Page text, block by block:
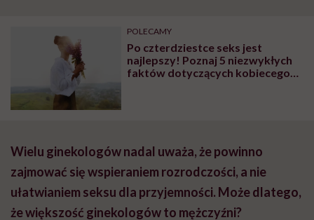
POLECAMY
Po czterdziestce seks jest
najlepszy! Poznaj 5 niezwykłych
faktów dotyczących kobiecego
Wielu ginekologów nadal uważa, że powinno
zajmować się wspieraniem rozrodczości, a nie
ułatwianiem seksu dla przyjemności. Może dlatego,
że większość ginekologów to mężczyźni?